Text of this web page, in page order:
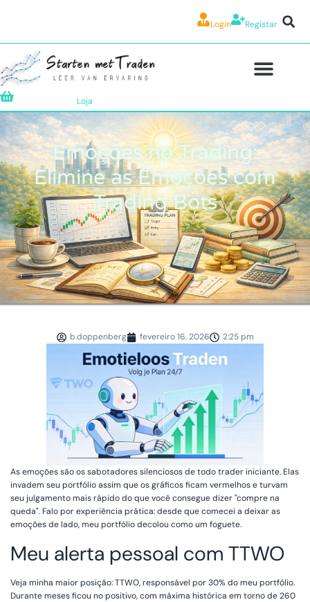
Login Registar
Loja
Emoções no Trading:
Elimine as Emoções com
Trading Bots
b.doppenberg fevereiro 16, 2026 2:25 pm
As emoções são os sabotadores silenciosos de todo trader iniciante. Elas
invadem seu portfólio assim que os gráficos ficam vermelhos e turvam
seu julgamento mais rápido do que você consegue dizer "compre na
queda". Falo por experiência prática: desde que comecei a deixar as
emoções de lado, meu portfólio decolou como um foguete.
Meu alerta pessoal com TTWO
Veja minha maior posição: TTWO, responsável por 30% do meu portfólio.
Durante meses ficou no positivo, com máxima histórica em torno de 260